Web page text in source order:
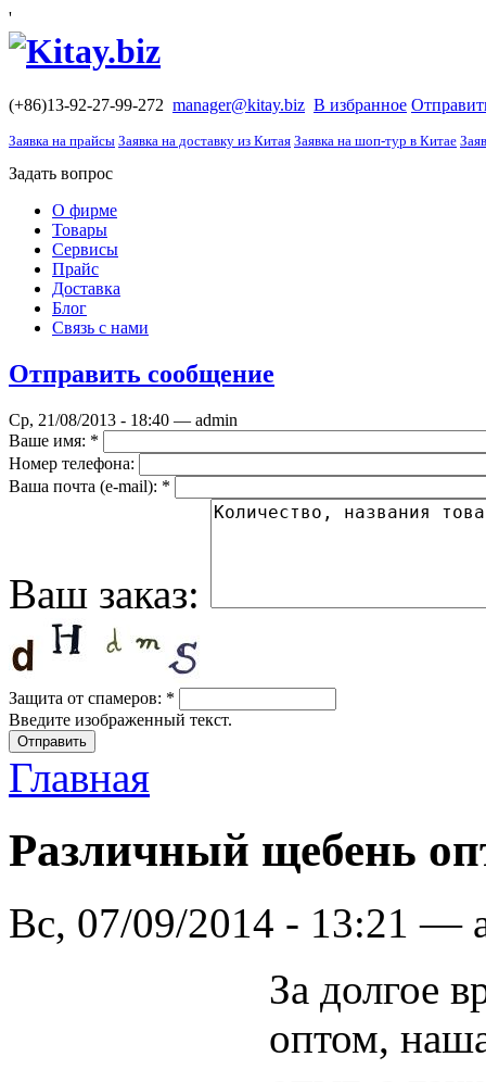
'
(+86)13-92-27-99-272 manager@kitay.biz В избранное
Заявка на прайсы Заявка на доставку из Китая Заявка на шоп-тур в Китае
Задать вопрос
О фирме
Товары
Сервисы
Прайс
Доставка
Блог
Связь с нами
Отправить сообщение
Ср, 21/08/2013 - 18:40 — admin
Ваше имя: *
Номер телефона:
Ваша почта (е-mail): *
Ваш заказ:
Защита от спамеров: *
Введите изображенный текст.
Главная
Различный щебень
Вс, 07/09/2014 - 13:21 —
За долгое
оптом,